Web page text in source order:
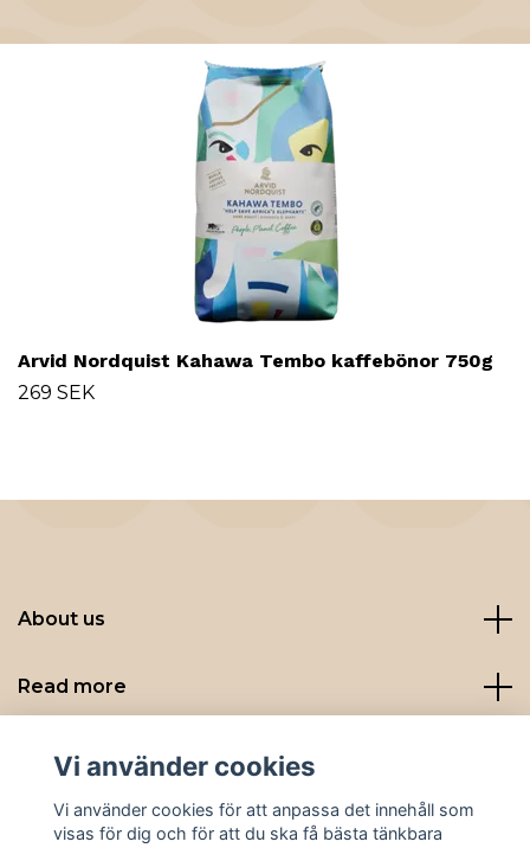
Arvid Nordquist Kahawa Tembo kaffebönor 750g
269 SEK
About us
Read more
Sociala medier
Vi använder cookies
Vi använder cookies för att anpassa det innehåll som
visas för dig och för att du ska få bästa tänkbara